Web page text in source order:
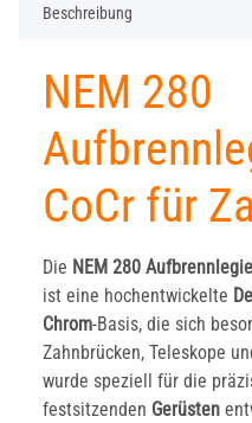
Beschreibung
NEM 280
CoCr für
Die NEM 280
ist eine hochentwickelte
Chrom-Basis, die sich
Zahnbrücken, Teleskope
wurde speziell für die
festsitzenden Gerüsten